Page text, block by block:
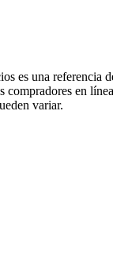
es una referencia
compradores en
variar.